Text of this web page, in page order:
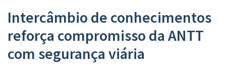
Intercâmbio de conhecimentos
reforça compromisso da ANTT
com segurança viária